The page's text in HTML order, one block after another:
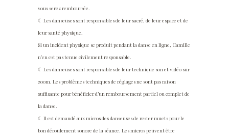
vous serez remboursée.
☾ Les danseuses sont responsables de leur sacré, de leur espace et de
leur santé physique.
Si un incident physique se produit pendant la danse en ligne, Camille
n’en est pas tenue civilement responsable.
☾ Les danseuses sont responsables de leur technique son et vidéo sur
zoom. Les problèmes techniques de réglages ne sont pas raison
suffisante pour bénéficier d’un remboursement partiel ou complet de
la danse.
☾ Il est demandé aux micros des danseuses de rester muets pour le
bon déroulement sonore de la séance. Les micros peuvent être